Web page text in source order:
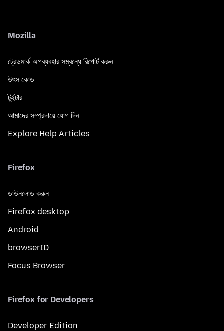
Mozilla
ট্রেডমার্ক অপব্যবহার সম্বন্ধে রিপোর্ট করুন
উৎস কোড
টুইটার
আমাদের সম্প্রদায়ে যোগ দিন
Explore Help Articles
Firefox
ডাউনলোড করুন
Firefox desktop
Android
browserID
Focus Browser
Firefox for Developers
Developer Edition